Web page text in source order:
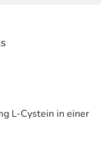
L-Cystein in einer